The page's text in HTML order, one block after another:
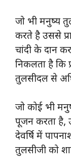
जो भी मनुष्य
करते है उससे
चांदी के दान
निकलता है कि
तुलसीदल से
जो कोई भी
पूजन करता है,
देवर्षि में
तुलसीजी को